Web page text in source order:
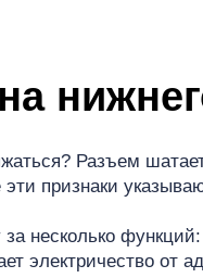
Разъем
признаки
за несколько функций:
электричество от